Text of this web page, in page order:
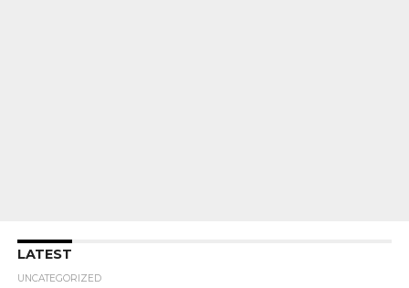
LATEST
UNCATEGORIZED